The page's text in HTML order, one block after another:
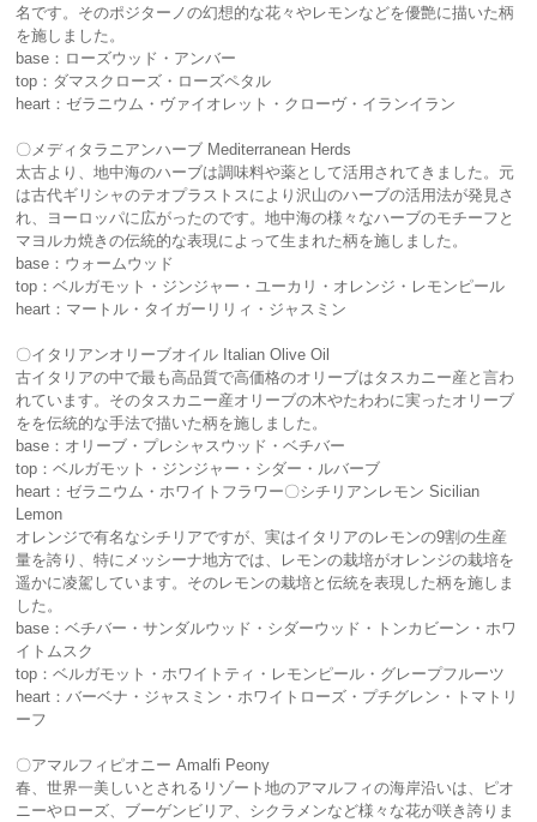
名です。そのポジターノの幻想的な花々やレモンなどを優艶に描いた柄
を施しました。
base：ローズウッド・アンバー
top：ダマスクローズ・ローズペタル
heart：ゼラニウム・ヴァイオレット・クローヴ・イランイラン
〇メディタラニアンハーブ Mediterranean Herds
太古より、地中海のハーブは調味料や薬として活用されてきました。元
は古代ギリシャのテオプラストスにより沢山のハーブの活用法が発見さ
れ、ヨーロッパに広がったのです。地中海の様々なハーブのモチーフと
マヨルカ焼きの伝統的な表現によって生まれた柄を施しました。
base：ウォームウッド
top：ベルガモット・ジンジャー・ユーカリ・オレンジ・レモンピール
heart：マートル・タイガーリリィ・ジャスミン
〇イタリアンオリーブオイル Italian Olive Oil
古イタリアの中で最も高品質で高価格のオリーブはタスカニー産と言わ
れています。そのタスカニー産オリーブの木やたわわに実ったオリーブ
をを伝統的な手法で描いた柄を施しました。
base：オリーブ・プレシャスウッド・ベチバー
top：ベルガモット・ジンジャー・シダー・ルバーブ
heart：ゼラニウム・ホワイトフラワー〇シチリアンレモン Sicilian
Lemon
オレンジで有名なシチリアですが、実はイタリアのレモンの9割の生産
量を誇り、特にメッシーナ地方では、レモンの栽培がオレンジの栽培を
遥かに凌駕しています。そのレモンの栽培と伝統を表現した柄を施しま
した。
base：ベチバー・サンダルウッド・シダーウッド・トンカビーン・ホワ
イトムスク
top：ベルガモット・ホワイトティ・レモンピール・グレープフルーツ
heart：バーベナ・ジャスミン・ホワイトローズ・プチグレン・トマトリ
ーフ
〇アマルフィピオニー Amalfi Peony
春、世界一美しいとされるリゾート地のアマルフィの海岸沿いは、ピオ
ニーやローズ、ブーゲンビリア、シクラメンなど様々な花が咲き誇りま